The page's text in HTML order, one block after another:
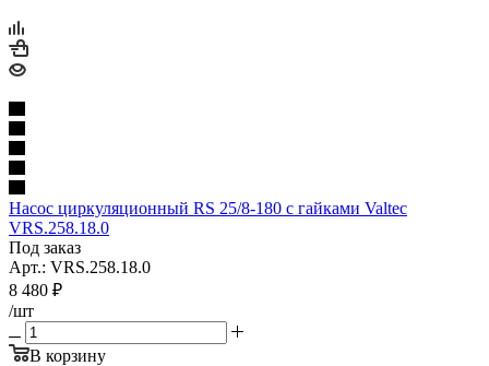
Насос циркуляционный RS 25/8-180 с гайками Valtec
VRS.258.18.0
Под заказ
Арт.: VRS.258.18.0
8 480 ₽
/шт
В корзину